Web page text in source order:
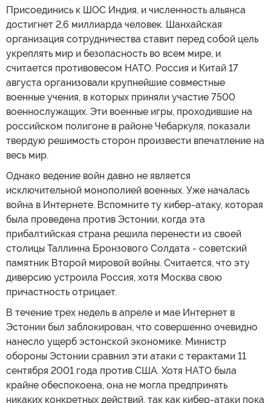
Присоединись к ШОС Индия, и численность альянса
достигнет 2,6 миллиарда человек. Шанхайская
организация сотрудничества ставит перед собой цель
укреплять мир и безопасность во всем мире, и
считается противовесом НАТО. Россия и Китай 17
августа организовали крупнейшие совместные
военные учения, в которых приняли участие 7500
военнослужащих. Эти военные игры, проходившие на
российском полигоне в районе Чебаркуля, показали
твердую решимость сторон произвести впечатление на
весь мир.
Однако ведение войн давно не является
исключительной монополией военных. Уже началась
война в Интернете. Вспомните ту кибер-атаку, которая
была проведена против Эстонии, когда эта
прибалтийская страна решила перенести из своей
столицы Таллинна Бронзового Солдата - советский
памятник Второй мировой войны. Считается, что эту
диверсию устроила Россия, хотя Москва свою
причастность отрицает.
В течение трех недель в апреле и мае Интернет в
Эстонии был заблокирован, что совершенно очевидно
нанесло ущерб эстонской экономике. Министр
обороны Эстонии сравнил эти атаки с терактами 11
сентября 2001 года против США. Хотя НАТО была
крайне обеспокоена, она не могла предпринять
никаких конкретных действий, так как кибер-атаки пока